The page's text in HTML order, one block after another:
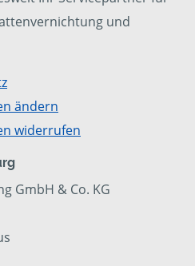
und
ändern
widerrufen
GmbH & Co. KG